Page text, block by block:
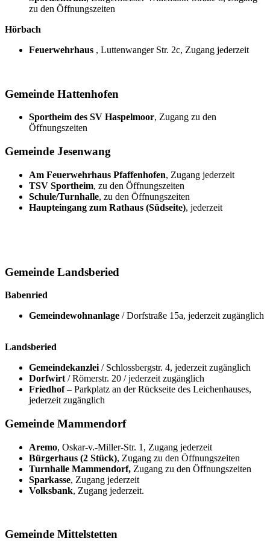
zu den Öffnungszeiten
Hörbach
Feuerwehrhaus , Luttenwanger Str. 2c, Zugang jederzeit
Gemeinde Hattenhofen
Sportheim des SV Haspelmoor, Zugang zu den
Öffnungszeiten
Gemeinde Jesenwang
Am Feuerwehrhaus Pfaffenhofen, Zugang jederzeit
TSV Sportheim, zu den Öffnungszeiten
Schule/Turnhalle, zu den Öffnungszeiten
Haupteingang zum Rathaus (Südseite), jederzeit
Gemeinde Landsberied
Babenried
Gemeindewohnanlage / Dorfstraße 15a, jederzeit zugänglich
Landsberied
Gemeindekanzlei / Schlossbergstr. 4, jederzeit zugänglich
Dorfwirt / Römerstr. 20 / jederzeit zugänglich
Friedhof– Parkplatz an der Rückseite des Leichenhauses,
jederzeit zugänglich
Gemeinde Mammendorf
Aremo, Oskar-v.-Miller-Str. 1, Zugang jederzeit
Bürgerhaus (2 Stück), Zugang zu den Öffnungszeiten
Turnhalle Mammendorf, Zugang zu den Öffnungszeiten
Sparkasse, Zugang jederzeit
Volksbank, Zugang jederzeit.
Gemeinde Mittelstetten